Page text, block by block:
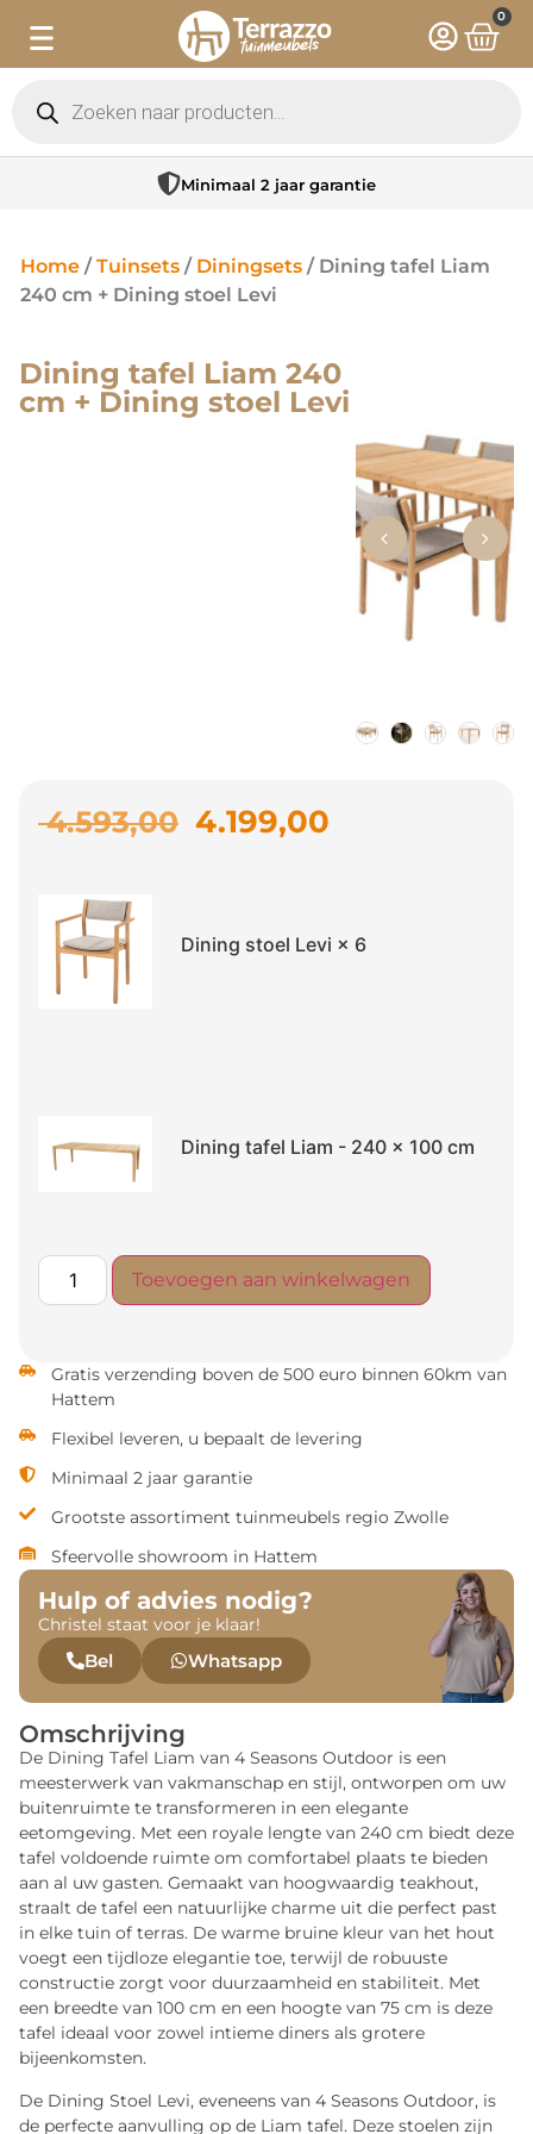
0
Minimaal 2 jaar garantie
Home / Tuinsets / Diningsets / Dining tafel Liam
240 cm + Dining stoel Levi
Dining tafel Liam 240
cm + Dining stoel Levi
4.593,00 4.199,00
Dining stoel Levi × 6
Dining tafel Liam - 240 x 100 cm
Toevoegen aan winkelwagen
Gratis verzending boven de 500 euro binnen 60km van
Hattem
Flexibel leveren, u bepaalt de levering
Minimaal 2 jaar garantie
Grootste assortiment tuinmeubels regio Zwolle
Sfeervolle showroom in Hattem
Hulp of advies nodig?
Christel staat voor je klaar!
Bel Whatsapp
Omschrijving
De Dining Tafel Liam van 4 Seasons Outdoor is een
meesterwerk van vakmanschap en stijl, ontworpen om uw
buitenruimte te transformeren in een elegante
eetomgeving. Met een royale lengte van 240 cm biedt deze
tafel voldoende ruimte om comfortabel plaats te bieden
aan al uw gasten. Gemaakt van hoogwaardig teakhout,
straalt de tafel een natuurlijke charme uit die perfect past
in elke tuin of terras. De warme bruine kleur van het hout
voegt een tijdloze elegantie toe, terwijl de robuuste
constructie zorgt voor duurzaamheid en stabiliteit. Met
een breedte van 100 cm en een hoogte van 75 cm is deze
tafel ideaal voor zowel intieme diners als grotere
bijeenkomsten.
De Dining Stoel Levi, eveneens van 4 Seasons Outdoor, is
de perfecte aanvulling op de Liam tafel. Deze stoelen zijn